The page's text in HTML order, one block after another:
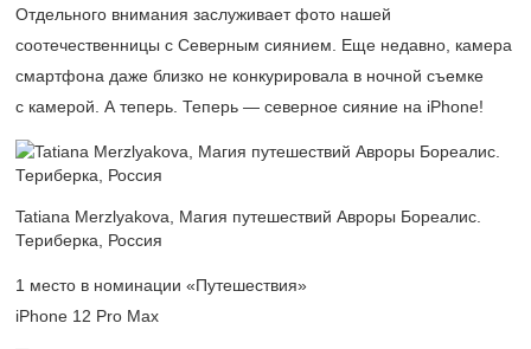
Отдельного внимания заслуживает фото нашей
соотечественницы с Северным сиянием. Еще недавно, камера
смартфона даже близко не конкурировала в ночной съемке
с камерой. А теперь. Теперь — северное сияние на iPhone!
Tatiana Merzlyakova, Магия путешествий Авроры Бореалис.
Териберка, Россия
1 место в номинации «Путешествия»
iPhone 12 Pro Max